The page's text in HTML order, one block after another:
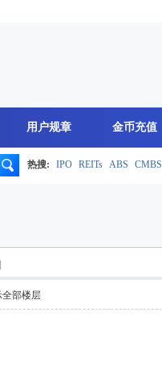
用户规章 金币充值
热搜: IPO REITs ABS CMBS
全部楼层